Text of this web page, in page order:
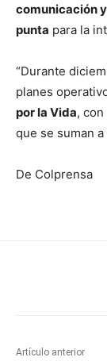
comunicación
punta para la
“Durante
planes
por la Vida,
que se suman
De Colprensa
Artículo anterior